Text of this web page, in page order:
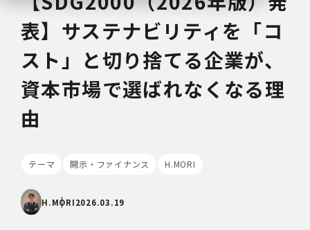
表】サステナビリティを「コ
スト」と切り捨てる企業が、
資本市場で選ばれなくなる理
由
テーマ 開示・ファイナンス H.MORI
H.MORI2026.03.19